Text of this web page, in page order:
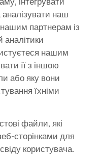
інтегрувати
аналізувати наш
партнерам із
аналітики
нашим
її з іншою
або яку вони
їхніми
файли, які
сторінками для
користувача.